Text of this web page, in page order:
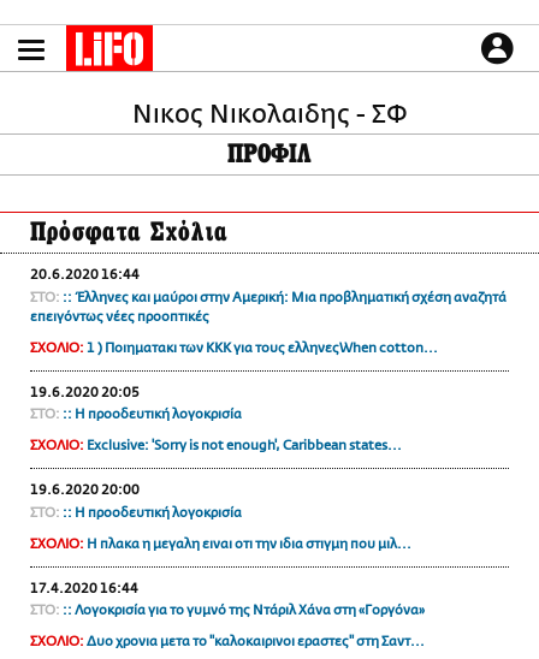
το
περιεχόμενο
LIFO SHOP
NEWSLETTER
ΜΙΚΡΟΠΡΑΓΜΑΤΑ
THE GOOD LIFO
LIFOLAND
CITY GUIDE
ΑΜΠΑ
PRINT
CULTURE
PODCASTS
Plus
Νικος Νικολαιδης - ΣΦ
ΠΡΟΦΙΛ
Πρόσφατα Σχόλια
20.6.2020 16:44
ΣΤΟ: :: Έλληνες και μαύροι στην Αμερική: Μια προβληματική σχέση αναζητά
επειγόντως νέες προοπτικές
ΣΧΟΛΙΟ: 1 ) Ποιηματακι των ΚΚΚ για τους ελληνεςWhen cotton...
19.6.2020 20:05
ΣΤΟ: :: Η προοδευτική λογοκρισία
ΣΧΟΛΙΟ: Exclusive: 'Sorry is not enough', Caribbean states...
19.6.2020 20:00
ΣΤΟ: :: Η προοδευτική λογοκρισία
ΣΧΟΛΙΟ: Η πλακα η μεγαλη ειναι οτι την ιδια στιγμη που μιλ...
17.4.2020 16:44
ΣΤΟ: :: Λογοκρισία για το γυμνό της Ντάριλ Χάνα στη «Γοργόνα»
ΣΧΟΛΙΟ: Δυο χρονια μετα το "καλοκαιρινοι εραστες" στη Σαντ...